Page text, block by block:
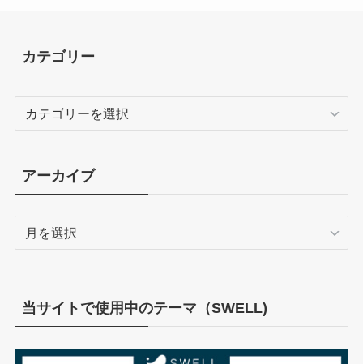
カテゴリー
ー
アーカイブ
ブ当サイトで使用中のテーマ（SWELL)